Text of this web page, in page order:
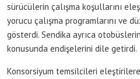
sürücülerin çalışma koşullarını
yorucu çalışma programlarını ve
gösterdi. Sendika ayrıca
konusunda endişelerini dile getirdi.
Konsorsiyum temsilcileri